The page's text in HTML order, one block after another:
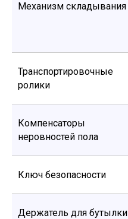
Механизм складывания
Транспортировочные
ролики
Компенсаторы
неровностей пола
Ключ безопасности
Держатель для бутылки